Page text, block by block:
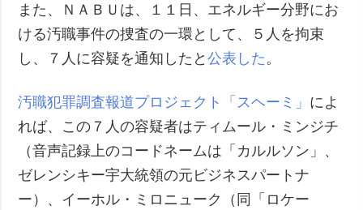
また、ＮＡＢＵは、１１日、エネルギー分野にお
ける汚職事件の捜査の一環として、５人を拘束
し、７人に容疑を通知したと公表した 。
汚職犯罪調査報道プロジェクト「スヘーミ」 によ
れば、この７人の容疑者はティムール・ミンジチ
（音声記録上のコードネームは「カルルソン」、
ゼレンシキー宇大統領の元ビジネスパートナ
ー）、イーホル・ミロニューク（同「ロケー